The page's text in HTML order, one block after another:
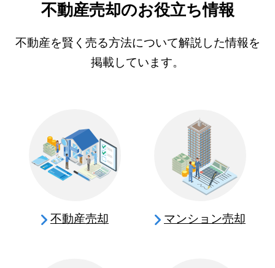
不動産売却のお役立ち情報
不動産を賢く売る方法について解説した情報を
掲載しています。
不動産売却 マンション売却